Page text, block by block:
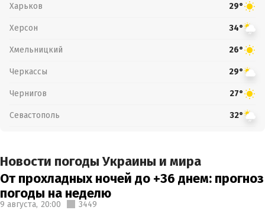
Харьков 29°
Херсон 34°
Хмельницкий 26°
Черкассы 29°
Чернигов 27°
Севастополь 32°
Новости погоды Украины и мира
От прохладных ночей до +36 днем: прогноз
погоды на неделю
9 августа, 20:00 3449